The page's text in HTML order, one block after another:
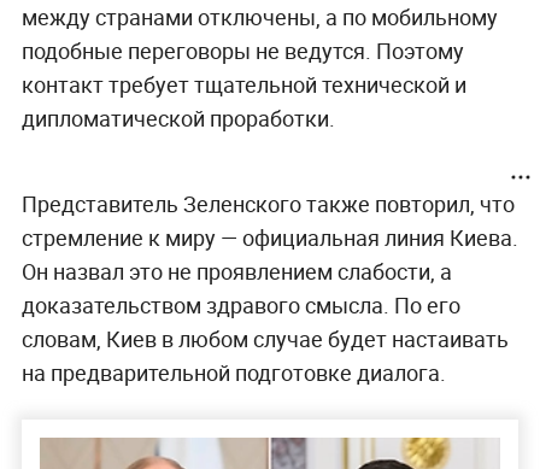
между странами отключены, а по мобильному
подобные переговоры не ведутся. Поэтому
контакт требует тщательной технической и
дипломатической проработки.
Представитель Зеленского также повторил, что
стремление к миру — официальная линия Киева.
Он назвал это не проявлением слабости, а
доказательством здравого смысла. По его
словам, Киев в любом случае будет настаивать
на предварительной подготовке диалога.